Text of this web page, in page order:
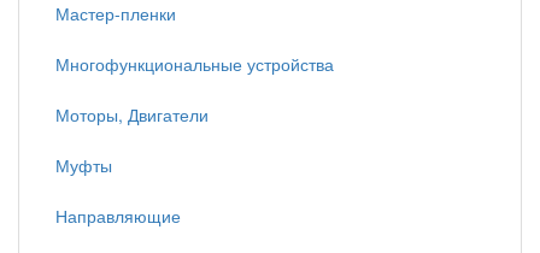
Мастер-пленки
Многофункциональные устройства
Моторы, Двигатели
Муфты
Направляющие